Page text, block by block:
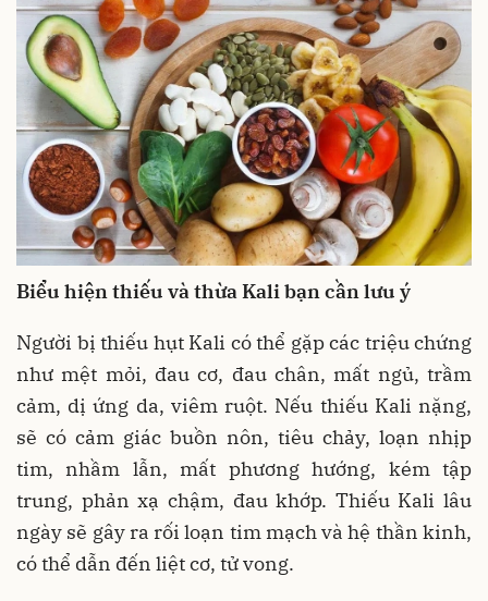
Biểu hiện thiếu và thừa Kali bạn cần lưu ý
Người bị thiếu hụt Kali có thể gặp các triệu chứng
như mệt mỏi, đau cơ, đau chân, mất ngủ, trầm
cảm, dị ứng da, viêm ruột. Nếu thiếu Kali nặng,
sẽ có cảm giác buồn nôn, tiêu chảy, loạn nhịp
tim, nhầm lẫn, mất phương hướng, kém tập
trung, phản xạ chậm, đau khớp. Thiếu Kali lâu
ngày sẽ gây ra rối loạn tim mạch và hệ thần kinh,
có thể dẫn đến liệt cơ, tử vong.